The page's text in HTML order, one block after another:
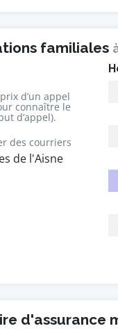
familiales
d’un appel
connaître le
d’appel).
des courriers
de l'Aisne
d'assurance